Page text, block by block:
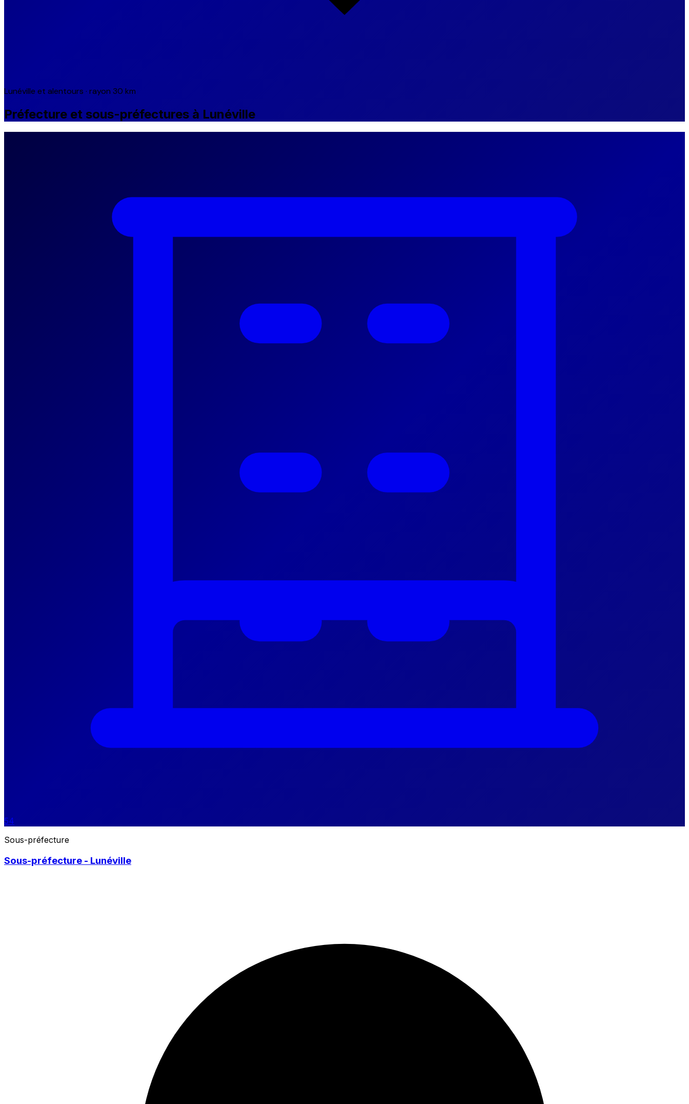
Lunéville et alentours · rayon 30 km
Préfecture et sous-préfectures à Lunéville
54
Sous-préfecture
Sous-préfecture - Lunéville